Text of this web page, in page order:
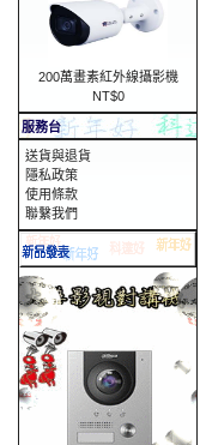
200萬畫素紅外線攝影機
NT$0
服務台
送貨與退貨
隱私政策
使用條款
聯繫我們